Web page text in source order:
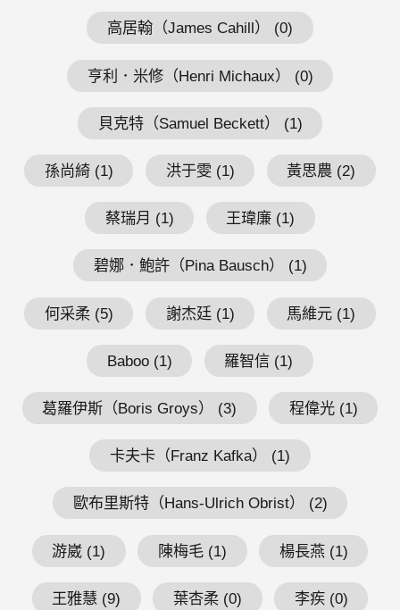
高居翰（James Cahill） (0)
亨利．米修（Henri Michaux） (0)
貝克特（Samuel Beckett） (1)
孫尚綺 (1) 洪于雯 (1) 黃思農 (2)
蔡瑞月 (1) 王瑋廉 (1)
碧娜．鮑許（Pina Bausch） (1)
何采柔 (5) 謝杰廷 (1) 馬維元 (1)
Baboo (1) 羅智信 (1)
葛羅伊斯（Boris Groys） (3) 程偉光 (1)
卡夫卡（Franz Kafka） (1)
歐布里斯特（Hans-Ulrich Obrist） (2)
游崴 (1) 陳梅毛 (1) 楊長燕 (1)
王雅慧 (9) 葉杏柔 (0) 李疾 (0)